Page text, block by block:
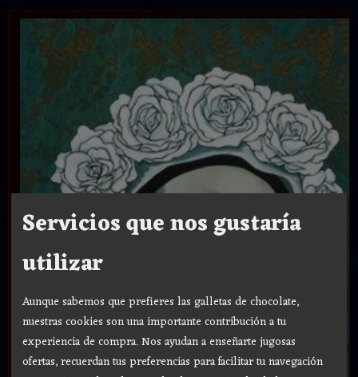
Servicios que nos gustaría
utilizar
Aunque sabemos que prefieres las galletas de chocolate,
nuestras cookies son una importante contribución a tu
experiencia de compra. Nos ayudan a enseñarte jugosas
ofertas, recuerdan tus preferencias para facilitar tu navegación